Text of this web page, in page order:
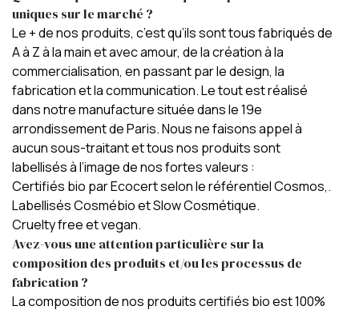
uniques sur le marché ?
Le + de nos produits, c’est qu’ils sont tous fabriqués de
A à Z à la main et avec amour, de la création à la
commercialisation, en passant par le design, la
fabrication et la communication. Le tout est réalisé
dans notre manufacture située dans le 19e
arrondissement de Paris. Nous ne faisons appel à
aucun sous-traitant et tous nos produits sont
labellisés à l’image de nos fortes valeurs :
Certifiés bio par Ecocert selon le référentiel Cosmos,.
Labellisés Cosmébio et Slow Cosmétique.
Cruelty free et vegan.
Avez-vous une attention particulière sur la
composition des produits et/ou les processus de
fabrication ?
La composition de nos produits certifiés bio est 100%